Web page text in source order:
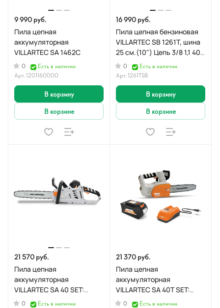
9 990 руб.
Пила цепная
аккумуляторная
VILLARTEC SA 1462C
0
Есть в наличии
Арт.1201160000
В корзину
В корзине
16 990 руб.
Пила цепная бензиновая
VILLARTEC SB 1261Т, шина
25 см.(10") Цепь 3/8 1,1 40
зв 0
Есть в наличии
Арт.1261ТSB
В корзину
В корзине
21 570 руб.
Пила цепная
аккумуляторная
VILLARTEC SA 40 SET:
AM405, AC402
0
Есть в наличии
21 370 руб.
Пила цепная
аккумуляторная
VILLARTEC SA 40T SET:
AM405, AC402, SA40TSet
0
Есть в наличии